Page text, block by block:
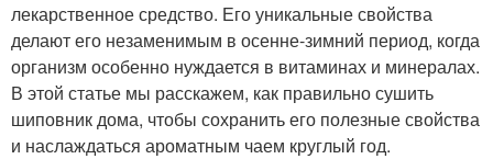
лекарственное средство. Его уникальные свойства
делают его незаменимым в осенне-зимний период, когда
организм особенно нуждается в витаминах и минералах.
В этой статье мы расскажем, как правильно сушить
шиповник дома, чтобы сохранить его полезные свойства
и наслаждаться ароматным чаем круглый год.